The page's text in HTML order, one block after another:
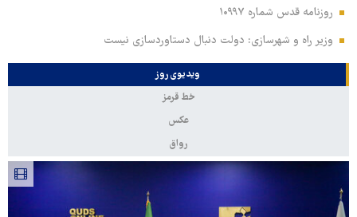
روزنامه قدس شماره ۱۰۹۹۷
وزیر راه و شهرسازی: دولت دنبال دستاوردسازی نیست
ویدیوی روز
خط قرمز
عکس
رواق